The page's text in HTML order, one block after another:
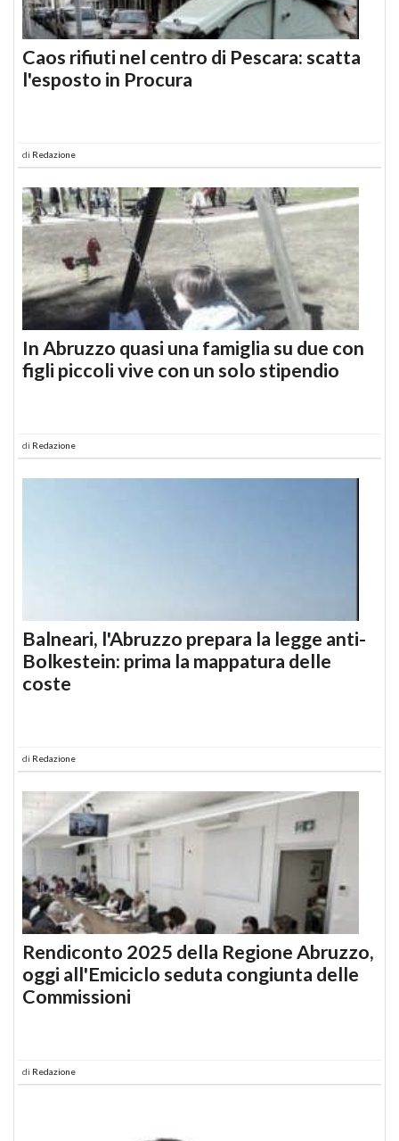
Caos rifiuti nel centro di Pescara: scatta
l'esposto in Procura
di Redazione
In Abruzzo quasi una famiglia su due con
figli piccoli vive con un solo stipendio
di Redazione
Balneari, l'Abruzzo prepara la legge anti-
Bolkestein: prima la mappatura delle
coste
di Redazione
Rendiconto 2025 della Regione Abruzzo,
oggi all'Emiciclo seduta congiunta delle
Commissioni
di Redazione